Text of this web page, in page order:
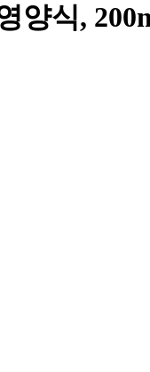
양식,